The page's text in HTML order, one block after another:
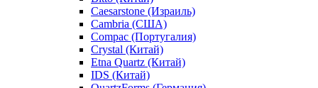
Caesarstone (Израиль)
Cambria (США)
Compac (Португалия)
Crystal (Китай)
Etna Quartz (Китай)
IDS (Китай)